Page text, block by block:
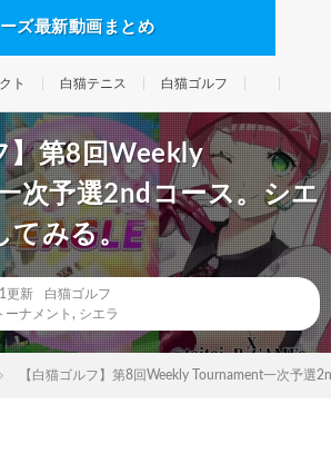
ズ最新動画まとめ
ト 白猫テニス 白猫ゴルフ
】第8回Weekly
次予選2ndコース。シエ
てみる。
更新
白猫ゴルフ
ーナメント , シエラ
【白猫ゴルフ】第8回Weekly Tournament一次予選